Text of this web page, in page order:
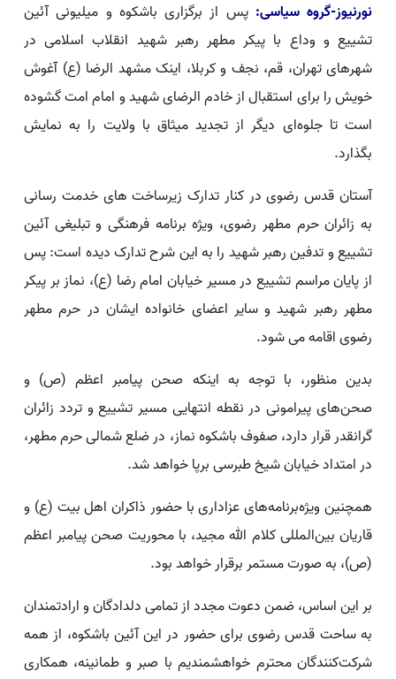
نورنیوز-گروه سیاسی: پس از برگزاری باشکوه و میلیونی آئین
تشییع و وداع با پیکر مطهر رهبر شهید انقلاب اسلامی در
شهرهای تهران، قم، نجف و کربلا، اینک مشهد الرضا (ع) آغوش
خویش را برای استقبال از خادم الرضای شهید و امام امت گشوده
است تا جلوه‌ای دیگر از تجدید میثاق با ولایت را به نمایش
بگذارد.
آستان قدس رضوی در کنار تدارک زیرساخت های خدمت رسانی
به زائران حرم مطهر رضوی، ویژه برنامه فرهنگی و تبلیغی آئین
تشییع و تدفین رهبر شهید را به این شرح تدارک دیده است: پس
از پایان مراسم تشییع در مسیر خیابان امام رضا (ع)، نماز بر پیکر
مطهر رهبر شهید و سایر اعضای خانواده ایشان در حرم مطهر
رضوی اقامه می شود.
بدین منظور، با توجه به اینکه صحن پیامبر اعظم (ص) و
صحن‌های پیرامونی در نقطه انتهایی مسیر تشییع و تردد زائران
گرانقدر قرار دارد، صفوف باشکوه نماز، در ضلع شمالی حرم مطهر،
در امتداد خیابان شیخ طبرسی برپا خواهد شد.
همچنین ویژه‌برنامه‌های عزاداری با حضور ذاکران اهل بیت (ع) و
قاریان بین‌المللی کلام الله مجید، با محوریت صحن پیامبر اعظم
(ص)، به صورت مستمر برقرار خواهد بود.
بر این اساس، ضمن دعوت مجدد از تمامی دلدادگان و ارادتمندان
به ساحت قدس رضوی برای حضور در این آئین باشکوه، از همه
شرکت‌کنندگان محترم خواهشمندیم با صبر و طمانینه، همکاری